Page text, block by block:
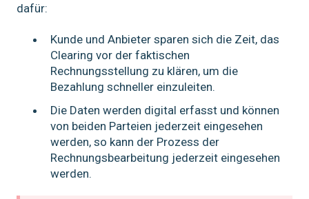
dafür:
Kunde und Anbieter sparen sich die Zeit, das
Clearing vor der faktischen
Rechnungsstellung zu klären, um die
Bezahlung schneller einzuleiten.
Die Daten werden digital erfasst und können
von beiden Parteien jederzeit eingesehen
werden, so kann der Prozess der
Rechnungsbearbeitung jederzeit eingesehen
werden.